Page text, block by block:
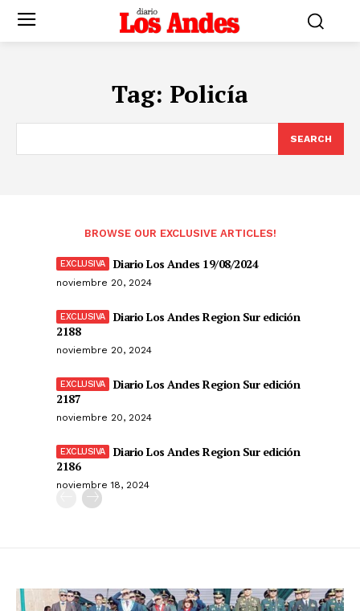
Tag: Policía
SEARCH
BROWSE OUR EXCLUSIVE ARTICLES!
Diario Los Andes 19/08/2024
noviembre 20, 2024
Diario Los Andes Region Sur edición
2188
noviembre 20, 2024
Diario Los Andes Region Sur edición
2187
noviembre 20, 2024
Diario Los Andes Region Sur edición
2186
noviembre 18, 2024